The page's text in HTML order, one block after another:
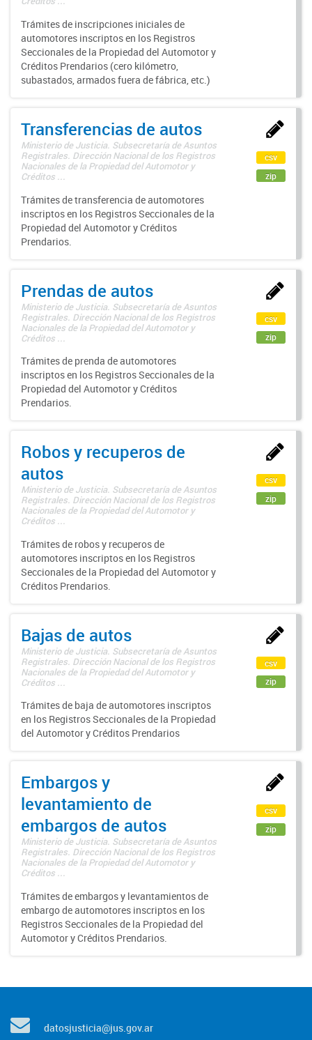
Trámites de inscripciones iniciales de
automotores inscriptos en los Registros
Seccionales de la Propiedad del Automotor y
Créditos Prendarios (cero kilómetro,
subastados, armados fuera de fábrica, etc.)
Transferencias de autos
Ministerio de Justicia. Subsecretaría de Asuntos
Registrales. Dirección Nacional de los Registros
Nacionales de la Propiedad del Automotor y
Créditos ...
Trámites de transferencia de automotores
inscriptos en los Registros Seccionales de la
Propiedad del Automotor y Créditos
Prendarios.
csv
zip
Prendas de autos
Ministerio de Justicia. Subsecretaría de Asuntos
Registrales. Dirección Nacional de los Registros
Nacionales de la Propiedad del Automotor y
Créditos ...
Trámites de prenda de automotores
inscriptos en los Registros Seccionales de la
Propiedad del Automotor y Créditos
Prendarios.
csv
zip
Robos y recuperos de
autos
Ministerio de Justicia. Subsecretaría de Asuntos
Registrales. Dirección Nacional de los Registros
Nacionales de la Propiedad del Automotor y
Créditos ...
Trámites de robos y recuperos de
automotores inscriptos en los Registros
Seccionales de la Propiedad del Automotor y
Créditos Prendarios.
csv
zip
Bajas de autos
Ministerio de Justicia. Subsecretaría de Asuntos
Registrales. Dirección Nacional de los Registros
Nacionales de la Propiedad del Automotor y
Créditos ...
Trámites de baja de automotores inscriptos
en los Registros Seccionales de la Propiedad
del Automotor y Créditos Prendarios
csv
zip
Embargos y
levantamiento de
embargos de autos
Ministerio de Justicia. Subsecretaría de Asuntos
Registrales. Dirección Nacional de los Registros
Nacionales de la Propiedad del Automotor y
Créditos ...
Trámites de embargos y levantamientos de
embargo de automotores inscriptos en los
Registros Seccionales de la Propiedad del
Automotor y Créditos Prendarios.
csv
zip
datosjusticia@jus.gov.ar